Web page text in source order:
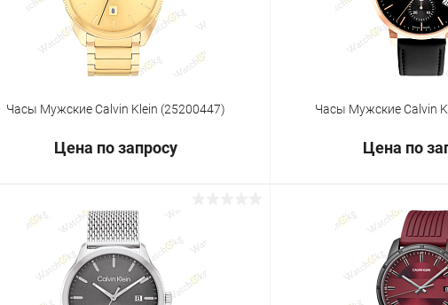
Часы Мужские Calvin Klein (25200447)
Цена по запросу
Запросить цену
Купить в 1 клик Сравнение
Под заказ
Часы Мужские Calvin
Цена по
Купить в 1 клик